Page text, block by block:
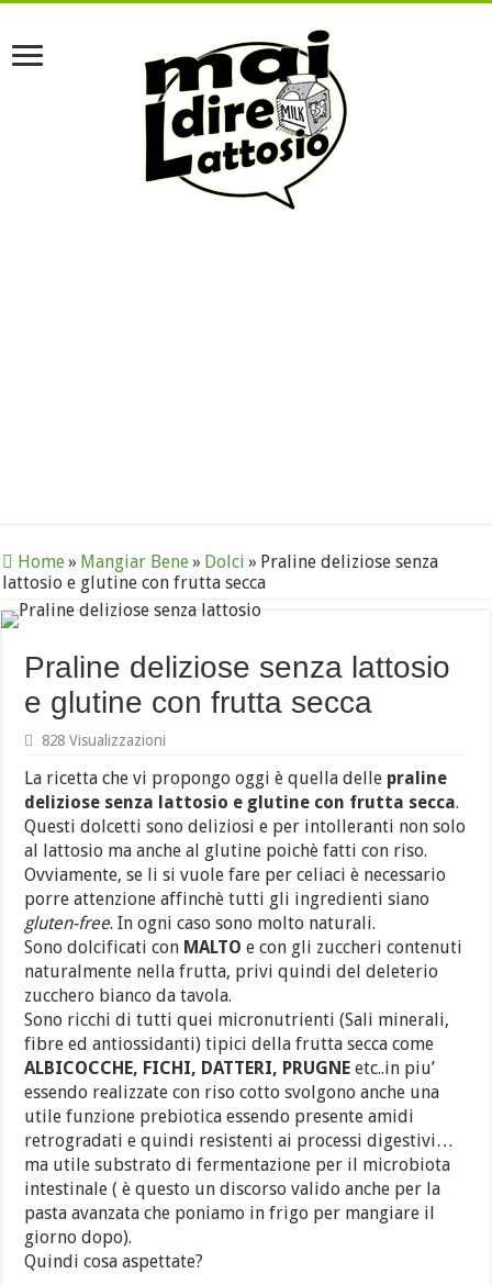
Home» Mangiar Bene» Dolci » Praline deliziose senza
lattosio e glutine con frutta secca
Praline deliziose senza lattosio
e glutine con frutta secca
828 Visualizzazioni
La ricetta che vi propongo oggi è quella delle praline
deliziose senza lattosio e glutine con frutta secca.
Questi dolcetti sono deliziosi e per intolleranti non solo
al lattosio ma anche al glutine poichè fatti con riso.
Ovviamente, se li si vuole fare per celiaci è necessario
porre attenzione affinchè tutti gli ingredienti siano
gluten-free. In ogni caso sono molto naturali.
Sono dolcificati con MALTO e con gli zuccheri contenuti
naturalmente nella frutta, privi quindi del deleterio
zucchero bianco da tavola.
Sono ricchi di tutti quei micronutrienti (Sali minerali,
fibre ed antiossidanti) tipici della frutta secca come
ALBICOCCHE, FICHI, DATTERI, PRUGNE etc..in piu’
essendo realizzate con riso cotto svolgono anche una
utile funzione prebiotica essendo presente amidi
retrogradati e quindi resistenti ai processi digestivi…
ma utile substrato di fermentazione per il microbiota
intestinale ( è questo un discorso valido anche per la
pasta avanzata che poniamo in frigo per mangiare il
giorno dopo).
Quindi cosa aspettate?